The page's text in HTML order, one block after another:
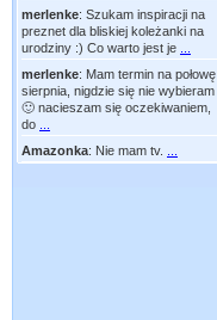
merlenke: Szukam inspiracji na
preznet dla bliskiej koleżanki na
urodziny :) Co warto jest je
merlenke: Mam termin na połowę
sierpnia, nigdzie się nie wybieram
🙂 nacieszam się oczekiwaniem,
do
Amazonka: Nie mam tv.